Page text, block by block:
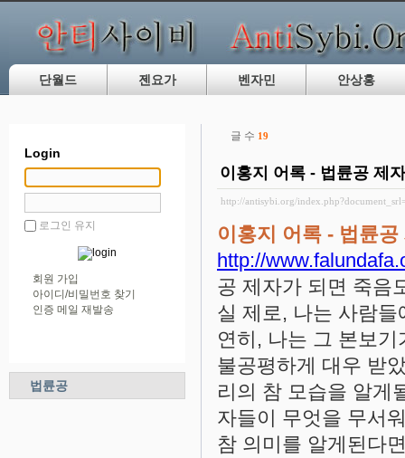
단월드 젠요가 벤자민 안상홍
Login
로그인 유지
회원 가입
아이디/비밀번호 찾기
인증 메일 재발송
법륜공
글 수 19
이홍지 어록 - 법륜공 제
http://antisybi.org/
이홍지 어록 - 법륜
http://
공 제자가 되면 죽음
실 제로, 나는 사람
연히, 나는 그 본보
불공평하게 대우 받
리의 참 모습을 알게
자들이 무엇을 무서
참 의미를 알게된다